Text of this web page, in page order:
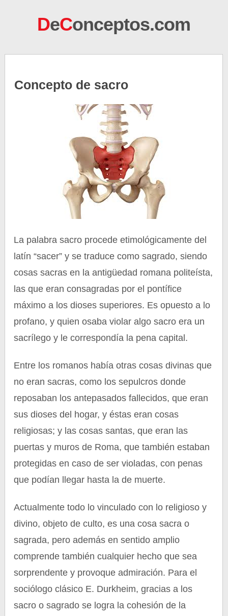
DeConceptos.com
Concepto de sacro
La palabra sacro procede etimológicamente del
latín “sacer” y se traduce como sagrado, siendo
cosas sacras en la antigüedad romana politeísta,
las que eran consagradas por el pontífice
máximo a los dioses superiores. Es opuesto a lo
profano, y quien osaba violar algo sacro era un
sacrílego y le correspondía la pena capital.
Entre los romanos había otras cosas divinas que
no eran sacras, como los sepulcros donde
reposaban los antepasados fallecidos, que eran
sus dioses del hogar, y éstas eran cosas
religiosas; y las cosas santas, que eran las
puertas y muros de Roma, que también estaban
protegidas en caso de ser violadas, con penas
que podían llegar hasta la de muerte.
Actualmente todo lo vinculado con lo religioso y
divino, objeto de culto, es una cosa sacra o
sagrada, pero además en sentido amplio
comprende también cualquier hecho que sea
sorprendente y provoque admiración. Para el
sociólogo clásico E. Durkheim, gracias a los
sacro o sagrado se logra la cohesión de la